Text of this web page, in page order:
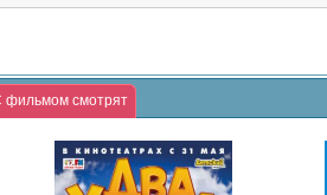
фильмом смотрят